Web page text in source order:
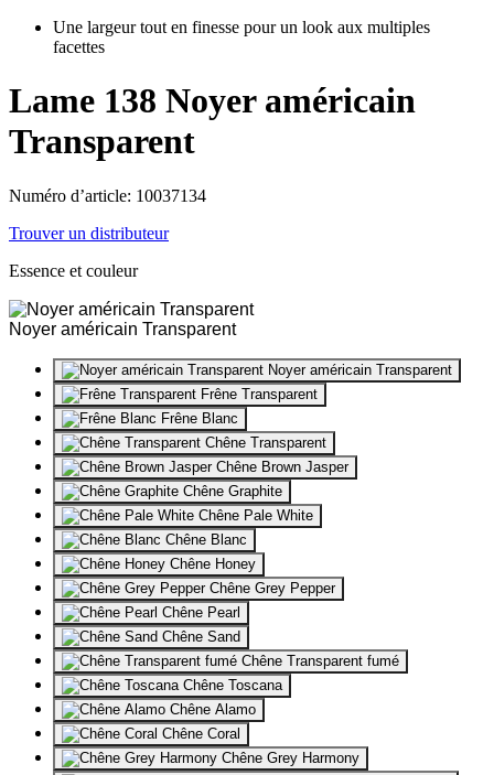
Une largeur tout en finesse pour un look aux multiples
facettes
Lame 138 Noyer américain
Transparent
Numéro d’article: 10037134
Trouver un distributeur
Essence et couleur
Noyer américain Transparent
Noyer américain Transparent
Frêne Transparent
Frêne Blanc
Chêne Transparent
Chêne Brown Jasper
Chêne Graphite
Chêne Pale White
Chêne Blanc
Chêne Honey
Chêne Grey Pepper
Chêne Pearl
Chêne Sand
Chêne Transparent fumé
Chêne Toscana
Chêne Alamo
Chêne Coral
Chêne Grey Harmony